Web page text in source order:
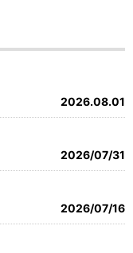
2026.08.01
2026/07/31
2026/07/16